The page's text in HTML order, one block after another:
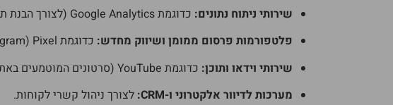
שירותי ניתוח נתונים: כדוגמת Google Analytics (לצורך הבנת תנועת הגולשים באתר).
פלטפורמות פרסום ממומן ושיווק מחדש: כדוגמת Google Ads, Meta (Facebook/Instagram) Pixel.
שירותי וידאו ותוכן: כדוגמת YouTube (סרטונים המוטמעים באתר עשויים לאסוף נתוני צפייה).
מערכות לדיוור אלקטרוני ו-CRM:
לצורך ניהול קשרי לקוחות.